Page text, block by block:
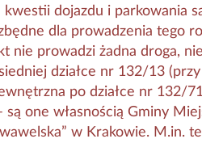
dojazdu i parkowania
dla prowadzenia tego
nie prowadzi żadna droga,
działce nr 132/13
po działce nr 132/
one własnością Gminy
w Krakowie. M.in.